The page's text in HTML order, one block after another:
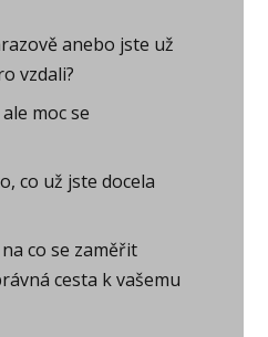
anebo jste už
vzdali?
moc se
co už jste docela
co se zaměřit
cesta k vašemu